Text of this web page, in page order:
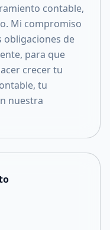
contable,
Mi compromiso
obligaciones de
para que
crecer tu
tu
nuestra